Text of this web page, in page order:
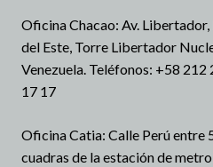
Oficina Chacao: Av.
del Este, Torre Libertador
Venezuela. Teléfonos: +58 212
17 17
Oficina Catia: Calle Perú entre
cuadras de la estación de